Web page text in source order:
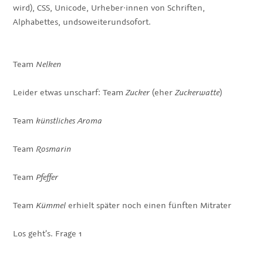
wird), CSS, Unicode, Urheber·innen von Schriften,
Alphabettes, undsoweiterundsofort.
Team Nelken
Leider etwas unscharf: TeamZucker(eherZuckerwatte)
Teamkünstliches Aroma
Team Rosmarin
Team Pfeffer
Team Kümmel erhielt später noch einen fünften Mitrater
Los geht’s. Frage 1